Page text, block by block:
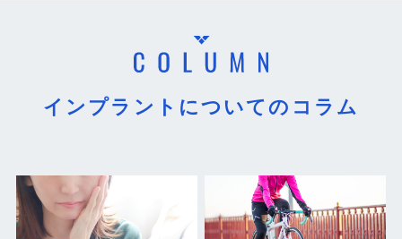
インプラントについてのコラム